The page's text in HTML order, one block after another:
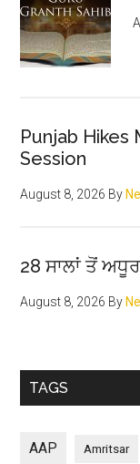
Punjab Hikes
Session
August 8, 2026 By
28 ਸਾਲਾਂ ਤੋਂ
August 8, 2026 By
TAGS
AAP Amritsar